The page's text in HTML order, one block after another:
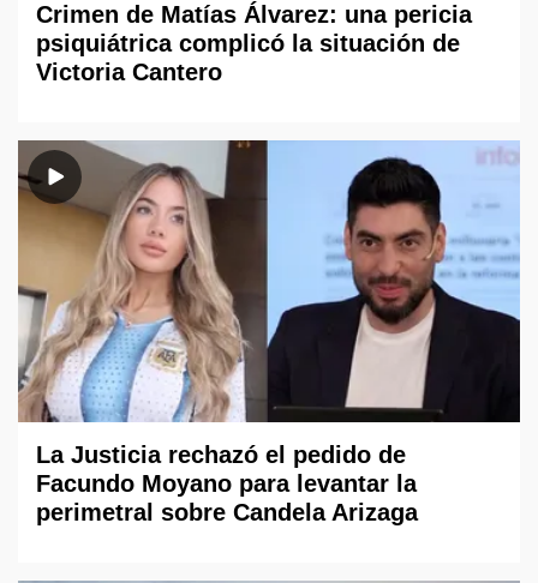
Crimen de Matías Álvarez: una pericia
psiquiátrica complicó la situación de
Victoria Cantero
La Justicia rechazó el pedido de
Facundo Moyano para levantar la
perimetral sobre Candela Arizaga